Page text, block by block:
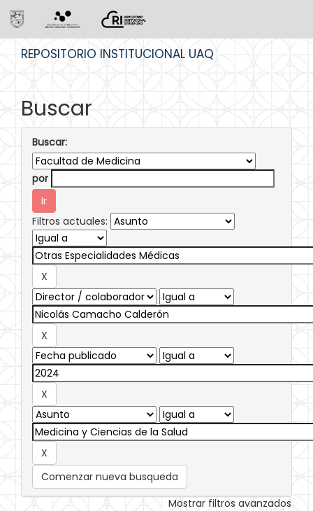
REPOSITORIO INSTITUCIONAL UAQ
Buscar
Buscar:
por
Filtros actuales:
Comenzar nueva busqueda
Mostrar filtros avanzados